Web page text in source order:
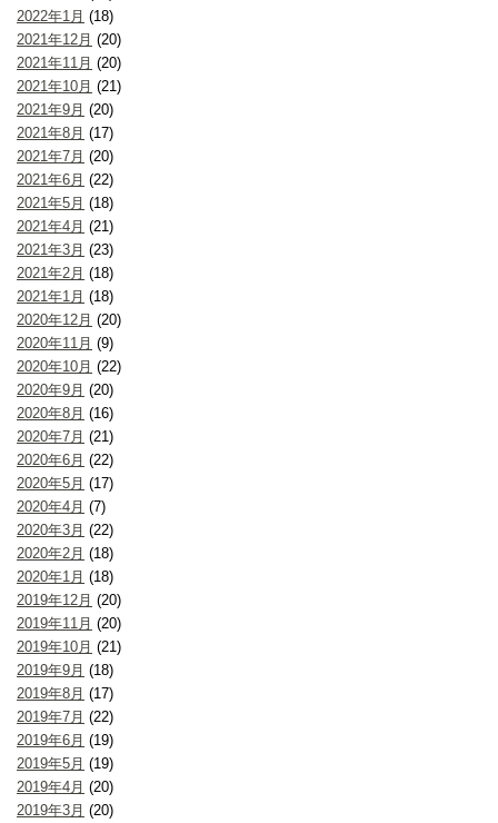
2022年1月 (18)
2021年12月 (20)
2021年11月 (20)
2021年10月 (21)
2021年9月 (20)
2021年8月 (17)
2021年7月 (20)
2021年6月 (22)
2021年5月 (18)
2021年4月 (21)
2021年3月 (23)
2021年2月 (18)
2021年1月 (18)
2020年12月 (20)
2020年11月 (9)
2020年10月 (22)
2020年9月 (20)
2020年8月 (16)
2020年7月 (21)
2020年6月 (22)
2020年5月 (17)
2020年4月 (7)
2020年3月 (22)
2020年2月 (18)
2020年1月 (18)
2019年12月 (20)
2019年11月 (20)
2019年10月 (21)
2019年9月 (18)
2019年8月 (17)
2019年7月 (22)
2019年6月 (19)
2019年5月 (19)
2019年4月 (20)
2019年3月 (20)